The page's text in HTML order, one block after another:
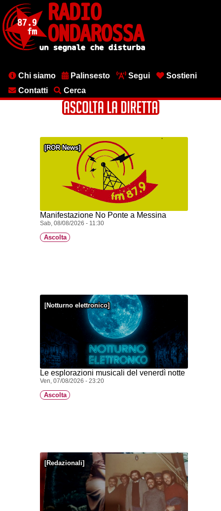
contenuto
principale
MenuChi siamo Palinsesto Segui
Sostieni
Contatti
Cerca
Manifestazione No Ponte a Messina
Sab, 08/08/2026 - 11:30
ROR News
Ascolta
Le esplorazioni musicali del venerdì notte
Ven, 07/08/2026 - 23:20
Notturno elettronico
Ascolta
Redazionali